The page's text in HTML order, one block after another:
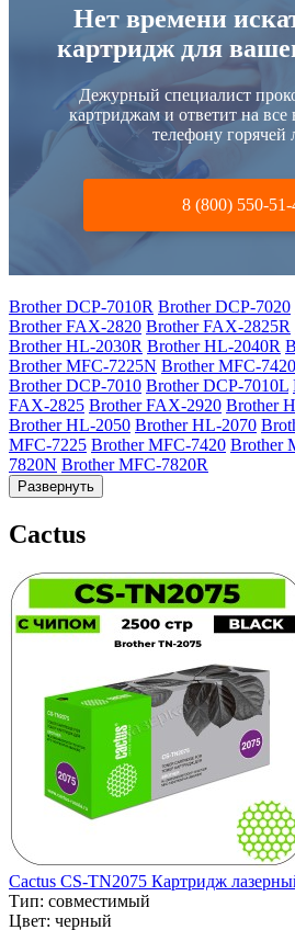
Нет времени
картридж для
Дежурный специалист
картриджам и ответит на
телефону горячей
8 (800) 550-51-
Brother DCP-7010R Brother DCP-7020
Brother FAX-2820 Brother FAX-2825R
Brother HL-2030R Brother HL-2040R
Brother MFC-7225N Brother MFC-
Brother DCP-7010 Brother DCP-7010L
FAX-2825 Brother FAX-2920 Brother
Brother HL-2050 Brother HL-2070
MFC-7225 Brother MFC-7420 Brother
7820N Brother MFC-7820R
Развернуть
Cactus
Cactus CS-TN2075 Картридж
Тип: совместимый
Цвет: черный